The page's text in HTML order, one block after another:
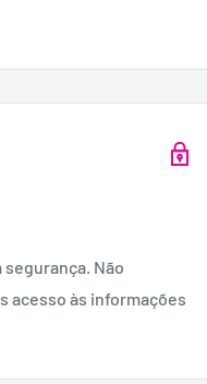
Não
acesso às informações